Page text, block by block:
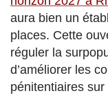
aura bien un
places. Cette
réguler la
d’améliorer les
pénitentiaires